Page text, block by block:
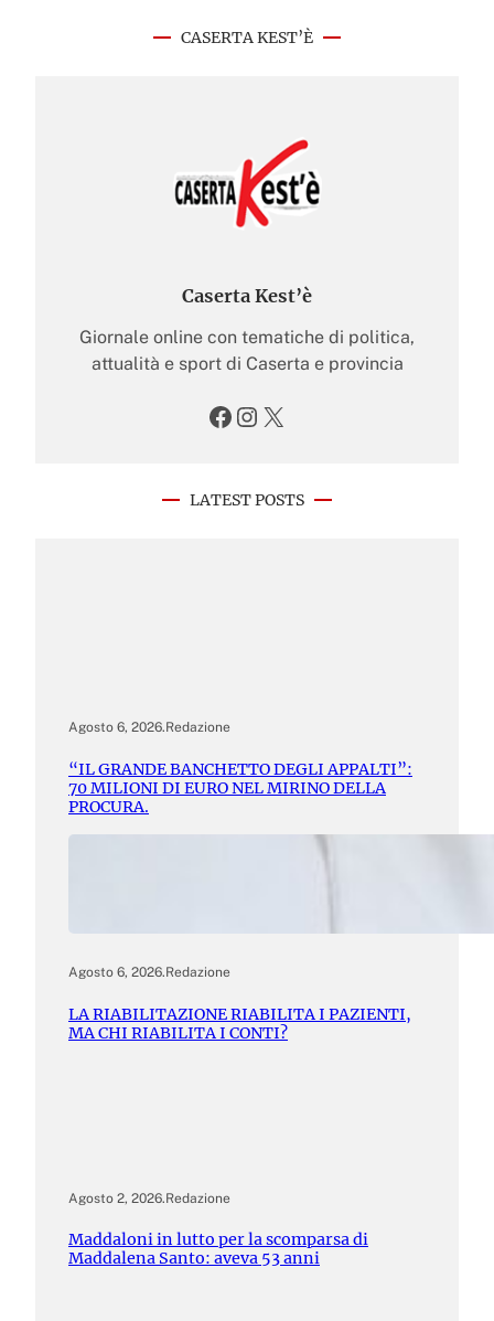
CASERTA KEST’È
Caserta Kest’è
Giornale online con tematiche di politica,
attualità e sport di Caserta e provincia
Facebook Instagram X
LATEST POSTS
Agosto 6, 2026.Redazione
“IL GRANDE BANCHETTO DEGLI APPALTI”:
70 MILIONI DI EURO NEL MIRINO DELLA
PROCURA.
Agosto 6, 2026.Redazione
LA RIABILITAZIONE RIABILITA I PAZIENTI,
MA CHI RIABILITA I CONTI?
Agosto 2, 2026.Redazione
Maddaloni in lutto per la scomparsa di
Maddalena Santo: aveva 53 anni